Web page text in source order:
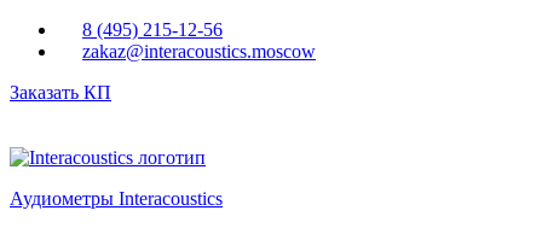
Перейти к основному содержанию
8 (495) 215-12-56
zakaz@interacoustics.moscow
Заказать КП
Аудиометры Interacoustics